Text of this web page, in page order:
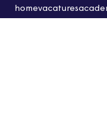
homevacatures